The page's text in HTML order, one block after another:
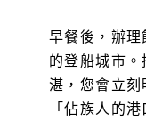
早餐後，辦
的登船城市
湛，您會立
「佔族人的